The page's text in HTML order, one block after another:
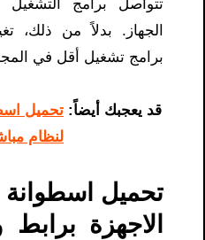
تتواصل برامج
الجهاز. بدلاً من ذلك،
برامج تشغيل أقل في
قد يعجبك أيضاً: تحميل
لنظام مباشر
تحميل اسطوانة
الاجهزة